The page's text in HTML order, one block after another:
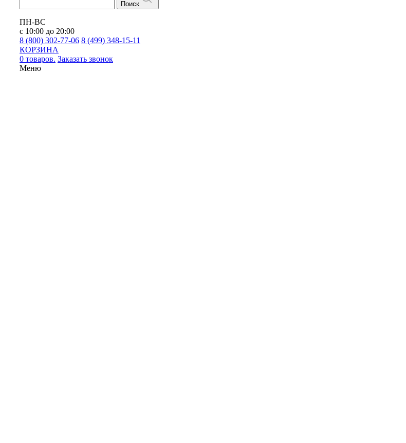
Поиск
ПН-ВС
с 10:00 до 20:00
8 (800) 302-77-06 8 (499) 348-15-11
КОРЗИНА
0 товаров. Заказать звонок
Меню